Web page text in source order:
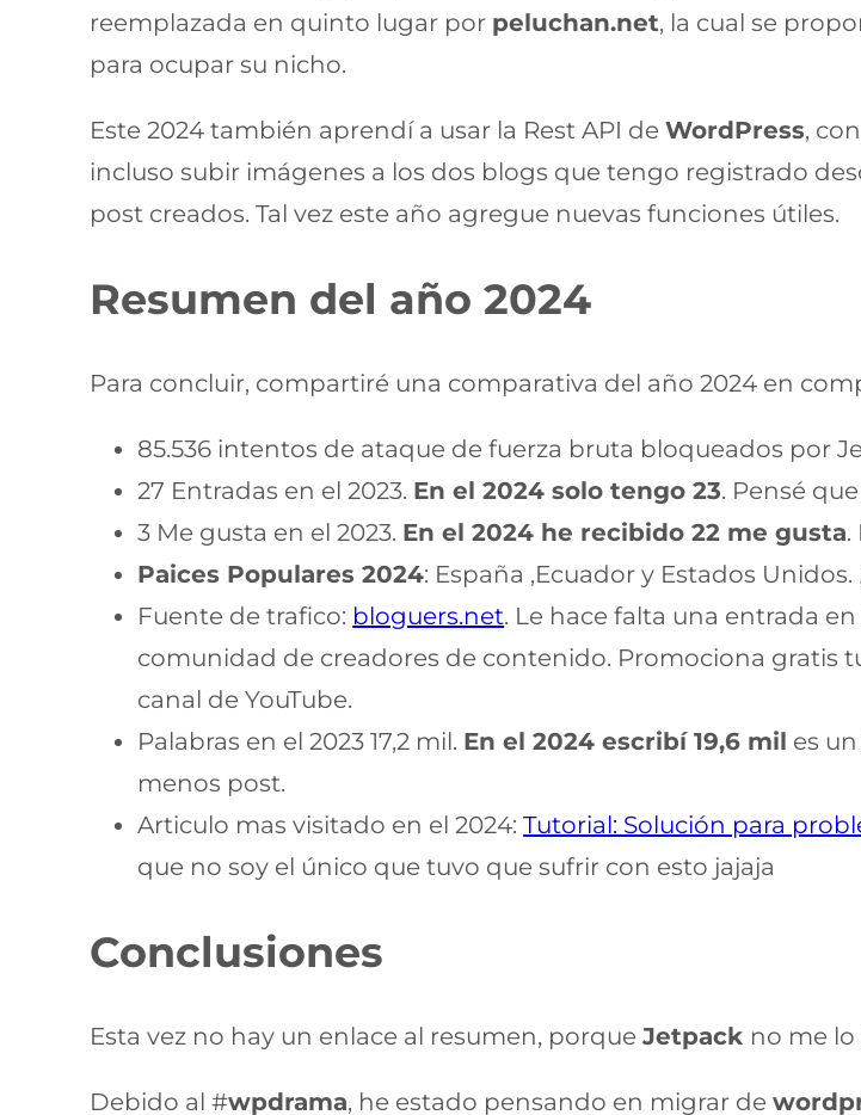
reemplazada en quinto lugar por peluchan.net, la cual se
para ocupar su nicho.
Este 2024 también aprendí a usar la Rest API deWordPress,
incluso subir imágenes a los dos blogs que tengo registrado
post creados. Tal vez este año agregue nuevas funciones útiles.
Resumen del año 2024
Para concluir, compartiré una comparativa del año 2024 en
85.536 intentos de ataque de fuerza bruta bloqueados por
27 Entradas en el 2023. En el 2024 solo tengo 23. Pensé
3 Me gusta en el 2023. En el 2024 he recibido 22 me gusta.
Paices Populares 2024: España ,Ecuador y Estados Unidos.
Fuente de trafico: bloguers.net. Le hace falta una entrada
comunidad de creadores de contenido. Promociona gratis
canal de YouTube.
Palabras en el 2023 17,2 mil. En el 2024 escribí 19,6 mil es
menos post.
Articulo mas visitado en el 2024:Tutorial: Solución para
que no soy el único que tuvo que sufrir con esto jajaja
Conclusiones
Esta vez no hay un enlace al resumen, porqueJetpack no me
Debido al #wpdrama, he estado pensando en migrar de